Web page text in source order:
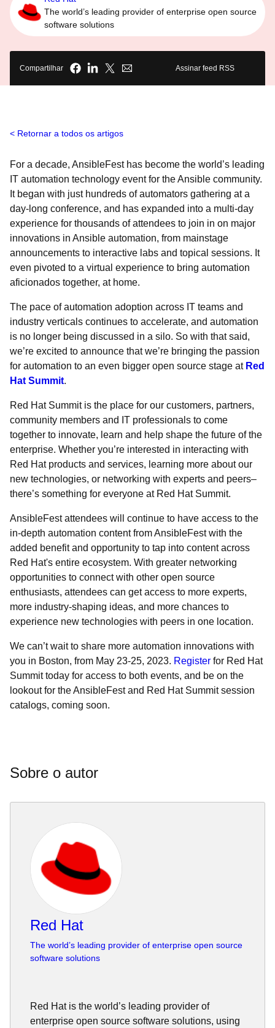
The world’s leading provider of enterprise open source
software solutions
Compartilhar Assinar feed RSS
Retornar a todos os artigos
For a decade, AnsibleFest has become the world’s leading
IT automation technology event for the Ansible community.
It began with just hundreds of automators gathering at a
day-long conference, and has expanded into a multi-day
experience for thousands of attendees to join in on major
innovations in Ansible automation, from mainstage
announcements to interactive labs and topical sessions. It
even pivoted to a virtual experience to bring automation
aficionados together, at home.
The pace of automation adoption across IT teams and
industry verticals continues to accelerate, and automation
is no longer being discussed in a silo. So with that said,
we’re excited to announce that we’re bringing the passion
for automation to an even bigger open source stage at Red
Hat Summit.
Red Hat Summit is the place for our customers, partners,
community members and IT professionals to come
together to innovate, learn and help shape the future of the
enterprise. Whether you’re interested in interacting with
Red Hat products and services, learning more about our
new technologies, or networking with experts and peers–
there’s something for everyone at Red Hat Summit.
AnsibleFest attendees will continue to have access to the
in-depth automation content from AnsibleFest with the
added benefit and opportunity to tap into content across
Red Hat's entire ecosystem. With greater networking
opportunities to connect with other open source
enthusiasts, attendees can get access to more experts,
more industry-shaping ideas, and more chances to
experience new technologies with peers in one location.
We can’t wait to share more automation innovations with
you in Boston, from May 23-25, 2023. Register for Red Hat
Summit today for access to both events, and be on the
lookout for the AnsibleFest and Red Hat Summit session
catalogs, coming soon.
Sobre o autor
Red Hat
The world’s leading provider of enterprise open source
software solutions
Red Hat is the world’s leading provider of
enterprise open source software solutions, using